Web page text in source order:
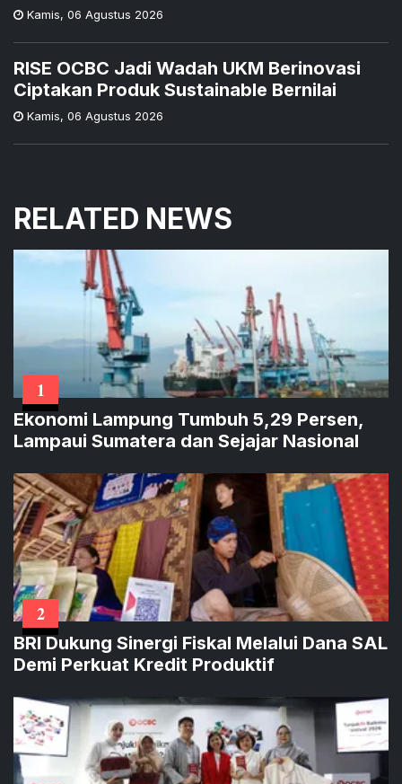
Kamis, 06 Agustus 2026
RISE OCBC Jadi Wadah UKM Berinovasi
Ciptakan Produk Sustainable Bernilai
Kamis, 06 Agustus 2026
RELATED NEWS
1
Ekonomi Lampung Tumbuh 5,29 Persen,
Lampaui Sumatera dan Sejajar Nasional
2
BRI Dukung Sinergi Fiskal Melalui Dana SAL
Demi Perkuat Kredit Produktif